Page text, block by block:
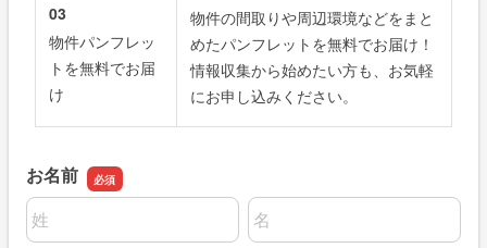
03
物件パンフレッ
トを無料でお届
け
物件の間取りや周辺環境などをまと
めたパンフレットを無料でお届け！
情報収集から始めたい方も、お気軽
にお申し込みください。
お名前
名前の姓
名前の名